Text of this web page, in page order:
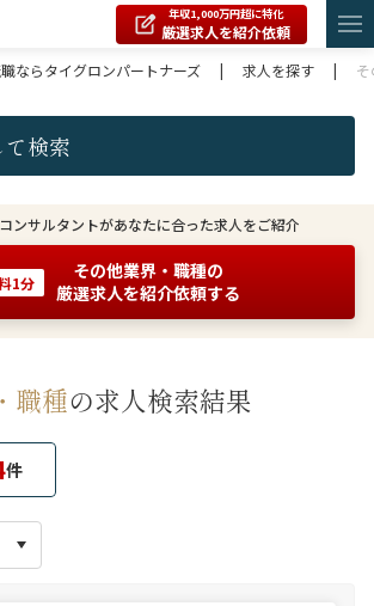
年収1,000万円超に特化
厳選求人を紹介依頼
ならタイグロンパートナーズ
| 求人を探す |
検索
ンサルタントがあなたに合った求人をご紹介
1分
その他業界・職種の
厳選求人を紹介依頼する
職種の求人検索結果
件